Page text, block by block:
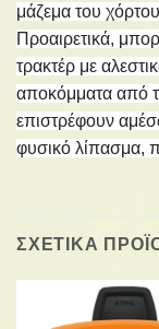
μάζεμα του
Προαιρετικά,
τρακτέρ με
αποκόμματα από
επιστρέφουν
φυσικό λίπασμα,
ΣΧΕΤΙΚΑ